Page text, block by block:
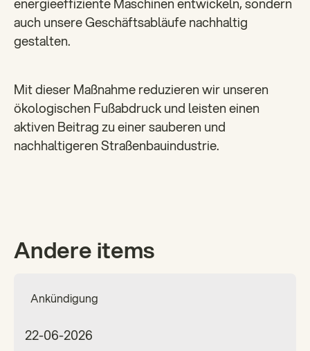
auch unsere Geschäftsabläufe nachhaltig
gestalten.
Mit dieser Maßnahme reduzieren wir unseren
ökologischen Fußabdruck und leisten einen
aktiven Beitrag zu einer sauberen und
nachhaltigeren Straßenbauindustrie.
Andere items
Ankündigung
22-06-2026